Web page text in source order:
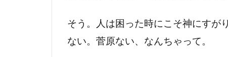
そう。人は困った時にこそ神にすが
ない。菅原ない、なんちゃって。